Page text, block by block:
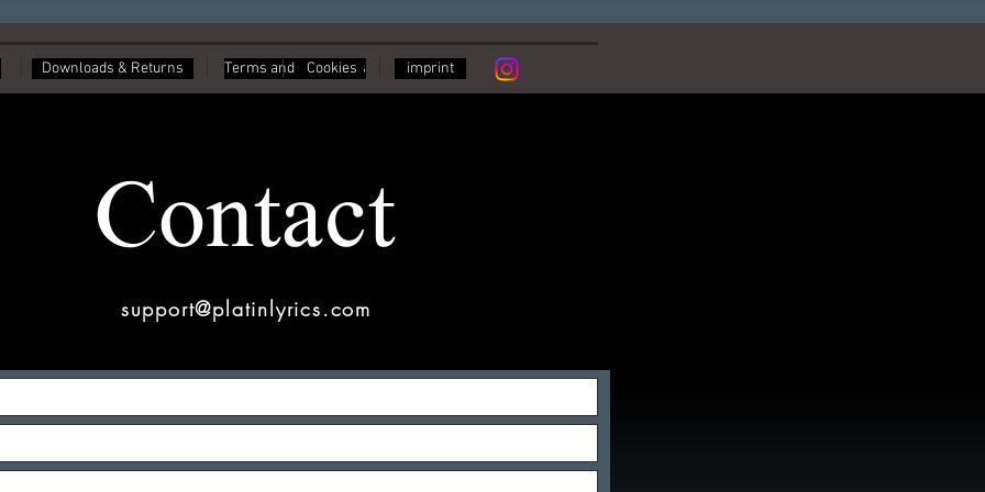
Downloads & Returns Terms and Conditions
Cookies imprint
Contact
support@platinlyrics.com